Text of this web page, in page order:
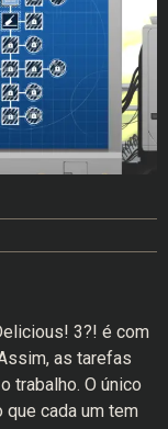
3?! é com
as tarefas
trabalho. O único
cada um tem